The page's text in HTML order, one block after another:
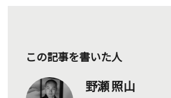
この記事を書いた人
野瀬 照山